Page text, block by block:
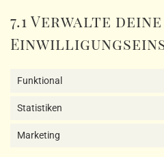
7.1 Verwalte deine
Funktional
Statistiken
Marketing